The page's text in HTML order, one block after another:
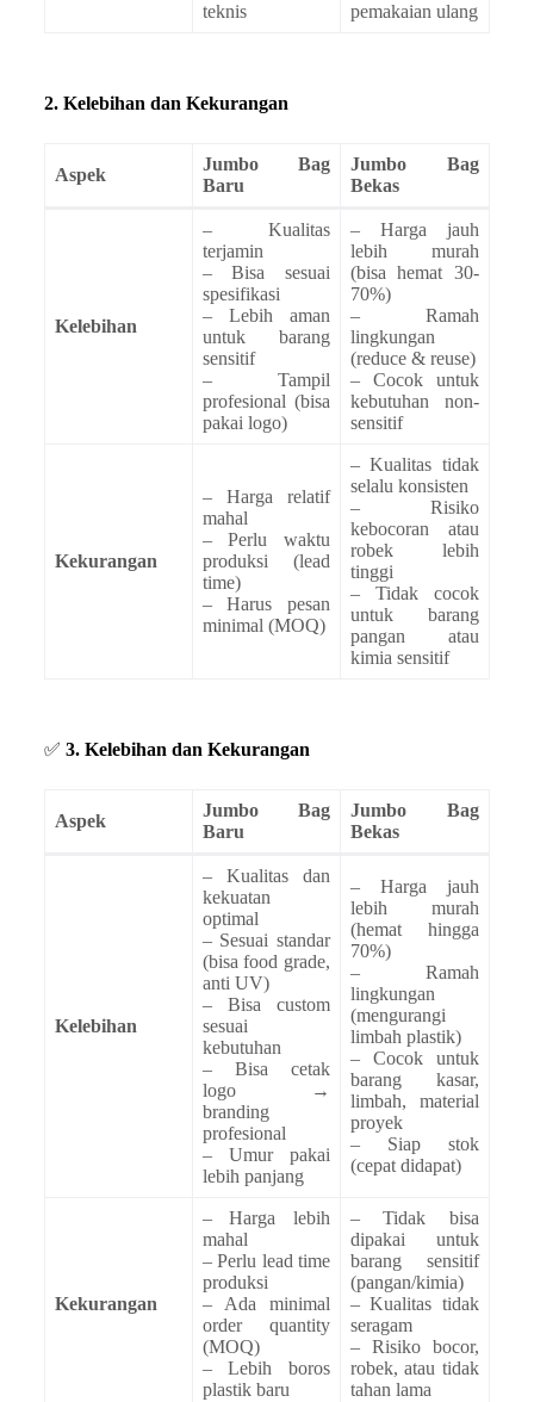
teknis
pemakaian ulang
2. Kelebihan dan Kekurangan
Aspek
Jumbo Bag
Baru
Jumbo Bag
Bekas
Kelebihan
– Kualitas
terjamin
– Bisa sesuai
spesifikasi
– Lebih aman
untuk barang
sensitif
– Tampil
profesional (bisa
pakai logo)
– Harga jauh
lebih murah
(bisa hemat 30-
70%)
– Ramah
lingkungan
(reduce & reuse)
– Cocok untuk
kebutuhan non-
sensitif
Kekurangan
– Harga relatif
mahal
– Perlu waktu
produksi (lead
time)
– Harus pesan
minimal (MOQ)
– Kualitas tidak
selalu konsisten
– Risiko
kebocoran atau
robek lebih
tinggi
– Tidak cocok
untuk barang
pangan atau
kimia sensitif
✅ 3. Kelebihan dan Kekurangan
Aspek
Jumbo Bag
Baru
Jumbo Bag
Bekas
Kelebihan
– Kualitas dan
kekuatan
optimal
– Sesuai standar
(bisa food grade,
anti UV)
– Bisa custom
sesuai
kebutuhan
– Bisa cetak
logo →
branding
profesional
– Umur pakai
lebih panjang
– Harga jauh
lebih murah
(hemat hingga
70%)
– Ramah
lingkungan
(mengurangi
limbah plastik)
– Cocok untuk
barang kasar,
limbah, material
proyek
– Siap stok
(cepat didapat)
Kekurangan
– Harga lebih
mahal
– Perlu lead time
produksi
– Ada minimal
order quantity
(MOQ)
– Lebih boros
plastik baru
– Tidak bisa
dipakai untuk
barang sensitif
(pangan/kimia)
– Kualitas tidak
seragam
– Risiko bocor,
robek, atau tidak
tahan lama